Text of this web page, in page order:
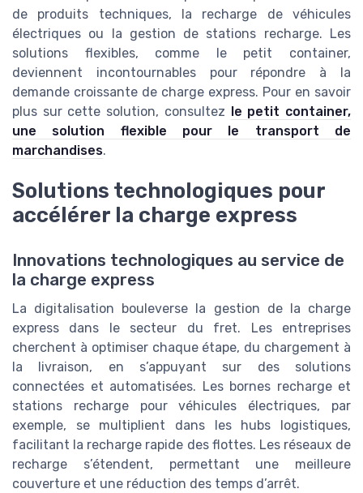
de produits techniques, la recharge de véhicules
électriques ou la gestion de stations recharge. Les
solutions flexibles, comme le petit container,
deviennent incontournables pour répondre à la
demande croissante de charge express. Pour en savoir
plus sur cette solution, consultez le petit container,
une solution flexible pour le transport de
marchandises.
Solutions technologiques pour
accélérer la charge express
Innovations technologiques au service de
la charge express
La digitalisation bouleverse la gestion de la charge
express dans le secteur du fret. Les entreprises
cherchent à optimiser chaque étape, du chargement à
la livraison, en s’appuyant sur des solutions
connectées et automatisées. Les bornes recharge et
stations recharge pour véhicules électriques, par
exemple, se multiplient dans les hubs logistiques,
facilitant la recharge rapide des flottes. Les réseaux de
recharge s’étendent, permettant une meilleure
couverture et une réduction des temps d’arrêt.